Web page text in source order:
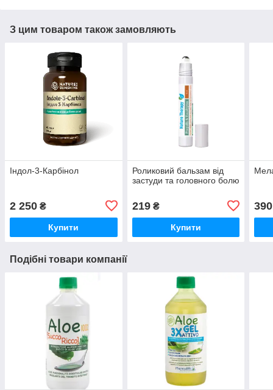
З цим товаром також замовляють
Індол-3-Карбінол
2 250 ₴
Купити
Роликовий бальзам від
застуди та головного болю
219₴
Купити
390
Подібні товари компанії